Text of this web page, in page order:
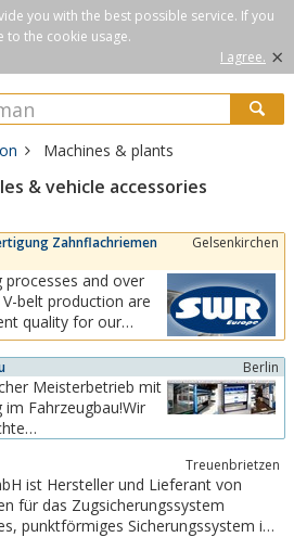
you with the best possible service. If you
to the cookie usage.
I agree. ×
Machines & plants
& vehicle accessories
Zahnflachriemen
Gelsenkirchen
and over
belt production are
quality for our
plans are, with
always offer you
are
requirements in drive
Berlin
Meisterbetrieb mit
Fahrzeugbau!Wir
Treuenbrietzen
ist Hersteller und Lieferant von
für das Zugsicherungssystem